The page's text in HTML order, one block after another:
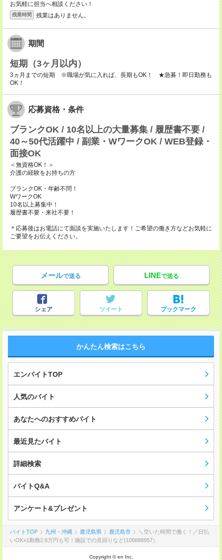
お気軽に担当へ相談ください！
残業時間 残業はありません。
期間
短期（3ヶ月以内）
3ヵ月までの短期 ※職場が気に入れば、長期もOK！ ★急募！即日勤務も
OK！
応募資格・条件
ブランクOK / 10名以上の大量募集 / 履歴書不要 /
40～50代活躍中 / 副業・WワークOK / WEB登録・
面接OK
＜無資格OK！＞
介護の経験をお持ちの方
ブランクOK・年齢不問！
WワークOK
10名以上募集中！
履歴書不要・来社不要！
＊応募後はお電話にて面談を実施いたします！ご希望の働き方などお気軽に
ご要望をお伝えください。
メールで送る LINEで送る
シェア ツイート ブックマーク
かんたん検索はこちら
エンバイトTOP
人気のバイト
あなたへのおすすめバイト
最近見たバイト
詳細検索
バイトQ&A
アンケート&プレゼント
バイトTOP 九州・沖縄 鹿児島県 鹿児島市
＼空いた時間で働く！／日払
いOK×1勤務2.6万円も可！施設での見回りなど(108888957）
Copyright © en Inc.